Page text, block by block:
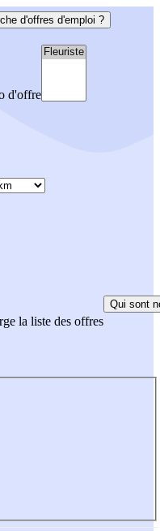
d'offres d'emploi ?
d'offre
la liste des offres
Qui sont